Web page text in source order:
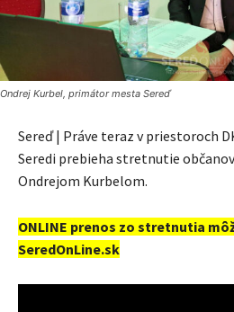
Ondrej Kurbel, primátor mesta Sereď
Sereď | Práve teraz v priestoroch
Seredi prebieha stretnutie
Ondrejom Kurbelom.
ONLINE prenos zo stretnutia
SeredOnLine.sk